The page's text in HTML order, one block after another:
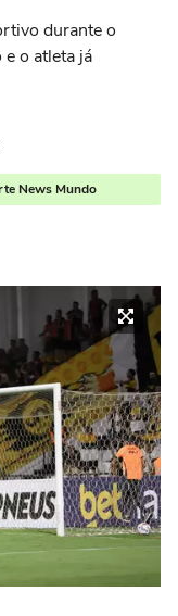
durante o
o atleta já
News Mundo